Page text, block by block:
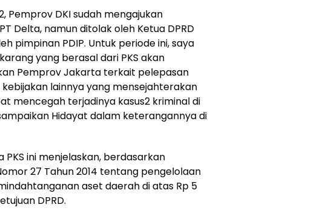
Pemprov DKI sudah mengajukan
Delta, namun ditolak oleh Ketua DPRD
pimpinan PDIP. Untuk periode ini, saya
yang berasal dari PKS akan
Pemprov Jakarta terkait pelepasan
lainnya yang mensejahterakan
mencegah terjadinya kasus2 kriminal di
Hidayat dalam keterangannya di
PKS ini menjelaskan, berdasarkan
27 Tahun 2014 tentang pengelolaan
aset daerah di atas Rp 5
DPRD.